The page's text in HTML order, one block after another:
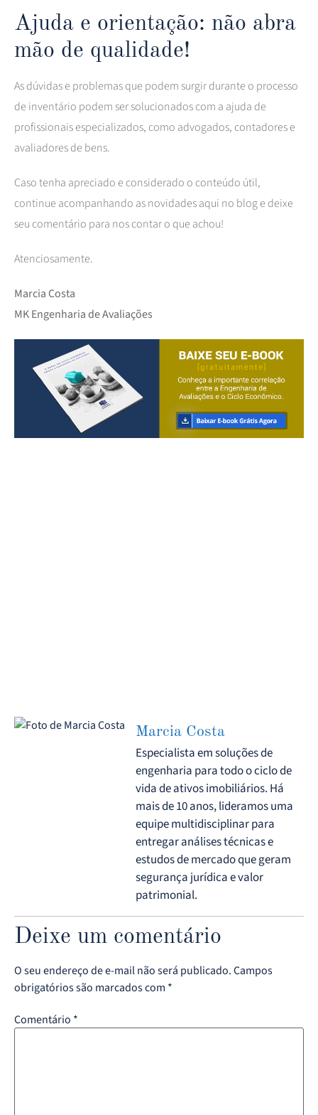
Ajuda e orientação: não abra
mão de qualidade!
As dúvidas e problemas que podem surgir durante o processo
de inventário podem ser solucionados com a ajuda de
profissionais especializados, como advogados, contadores e
avaliadores de bens.
Caso tenha apreciado e considerado o conteúdo útil,
continue acompanhando as novidades aqui no blog e deixe
seu comentário para nos contar o que achou!
Atenciosamente.
Marcia Costa
MK Engenharia de Avaliações
Marcia Costa
Especialista em soluções de
engenharia para todo o ciclo de
vida de ativos imobiliários. Há
mais de 10 anos, lideramos uma
equipe multidisciplinar para
entregar análises técnicas e
estudos de mercado que geram
segurança jurídica e valor
patrimonial.
Deixe um comentário
O seu endereço de e-mail não será publicado.Campos
obrigatórios são marcados com *
Comentário *